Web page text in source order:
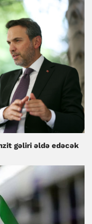
gəliri əldə edəcək